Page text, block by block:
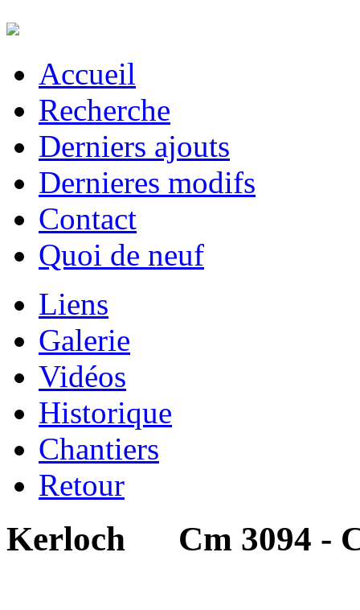
Accueil
Recherche
Derniers ajouts
Dernieres modifs
Contact
Quoi de neuf
Liens
Galerie
Vidéos
Historique
Chantiers
Retour
Kerloch Cm 3094 -